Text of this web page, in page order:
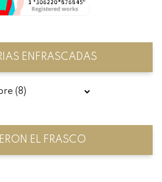
ENFRASCADAS
EL FRASCO